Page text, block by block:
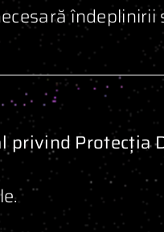
privind Protecția